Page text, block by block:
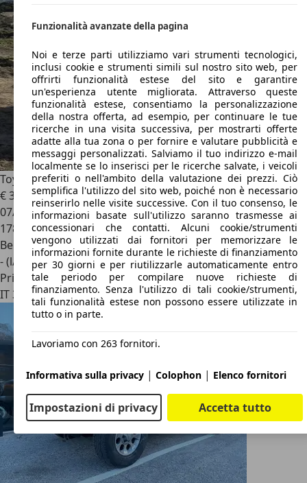
Toyota FJ CruiserTrd
€ 38.900
07/2007
178.000 km
Benzina
- (l/100 km)
Privato
IT 36016Thiene
Funzionalità avanzate della pagina
Noi e terze parti utilizziamo vari strumenti tecnologici,
inclusi cookie e strumenti simili sul nostro sito web, per
offrirti funzionalità estese del sito e garantire
un'esperienza utente migliorata. Attraverso queste
funzionalità estese, consentiamo la personalizzazione
della nostra offerta, ad esempio, per continuare le tue
ricerche in una visita successiva, per mostrarti offerte
adatte alla tua zona o per fornire e valutare pubblicità e
messaggi personalizzati. Salviamo il tuo indirizzo e-mail
localmente se lo inserisci per le ricerche salvate, i veicoli
preferiti o nell'ambito della valutazione dei prezzi. Ciò
semplifica l'utilizzo del sito web, poiché non è necessario
reinserirlo nelle visite successive. Con il tuo consenso, le
informazioni basate sull'utilizzo saranno trasmesse ai
concessionari che contatti. Alcuni cookie/strumenti
vengono utilizzati dai fornitori per memorizzare le
informazioni fornite durante le richieste di finanziamento
per 30 giorni e per riutilizzarle automaticamente entro
tale periodo per compilare nuove richieste di
finanziamento. Senza l'utilizzo di tali cookie/strumenti,
tali funzionalità estese non possono essere utilizzate in
tutto o in parte.
Lavoriamo con 263 fornitori.
Informativa sulla privacy | Colophon | Elenco fornitori
Impostazioni di privacy Accetta tutto